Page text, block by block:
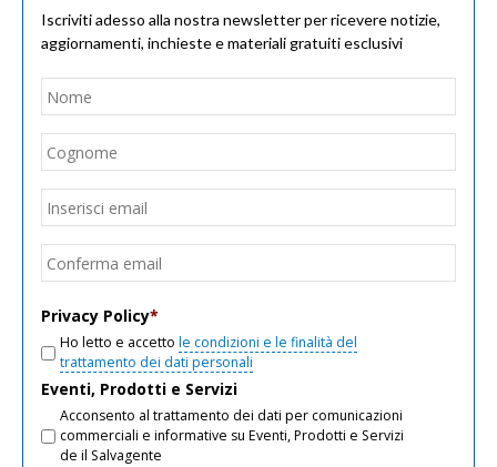
Iscriviti adesso alla nostra newsletter per ricevere notizie,
aggiornamenti, inchieste e materiali gratuiti esclusivi
Nome
Email
Privacy Policy*
Ho letto e accetto le condizioni e le finalità del
trattamento dei dati personali
Eventi, Prodotti e Servizi
Acconsento al trattamento dei dati per comunicazioni
commerciali e informative su Eventi, Prodotti e Servizi
de il Salvagente